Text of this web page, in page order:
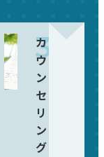
3
カ
ウ
ン
セ
リ
ン
グ